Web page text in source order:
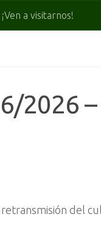
¡Ven a visitarnos!
2026 –
del